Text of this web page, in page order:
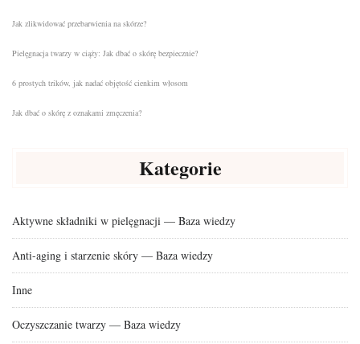
Jak zlikwidować przebarwienia na skórze?
Pielęgnacja twarzy w ciąży: Jak dbać o skórę bezpiecznie?
6 prostych trików, jak nadać objętość cienkim włosom
Jak dbać o skórę z oznakami zmęczenia?
Kategorie
Aktywne składniki w pielęgnacji — Baza wiedzy
Anti-aging i starzenie skóry — Baza wiedzy
Inne
Oczyszczanie twarzy — Baza wiedzy